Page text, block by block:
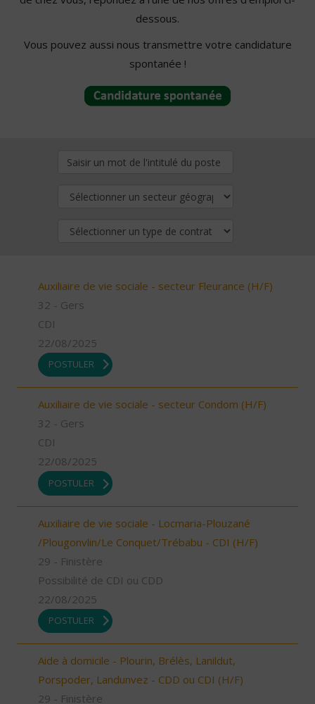
dessous.
Vous pouvez aussi nous transmettre votre candidature
spontanée !
Auxiliaire de vie sociale - secteur Fleurance (H/F)
32 - Gers
CDI
22/08/2025
POSTULER
Auxiliaire de vie sociale - secteur Condom (H/F)
32 - Gers
CDI
22/08/2025
POSTULER
Auxiliaire de vie sociale - Locmaria-Plouzané
/Plougonvlin/Le Conquet/Trébabu - CDI (H/F)
29 - Finistère
Possibilité de CDI ou CDD
22/08/2025
POSTULER
Aide à domicile - Plourin, Brélès, Lanildut,
Porspoder, Landunvez - CDD ou CDI (H/F)
29 - Finistère